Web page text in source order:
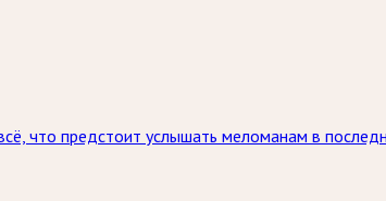
что предстоит услышать меломанам в